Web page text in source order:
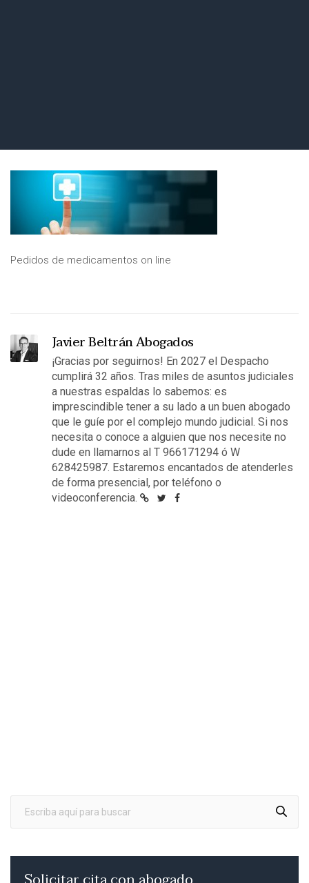
Pedidos de medicamentos on line
Javier Beltrán Abogados
¡Gracias por seguirnos! En 2027 el Despacho
cumplirá 32 años. Tras miles de asuntos judiciales
a nuestras espaldas lo sabemos: es
imprescindible tener a su lado a un buen abogado
que le guíe por el complejo mundo judicial. Si nos
necesita o conoce a alguien que nos necesite no
dude en llamarnos al T 966171294 ó W
628425987. Estaremos encantados de atenderles
de forma presencial, por teléfono o
videoconferencia.